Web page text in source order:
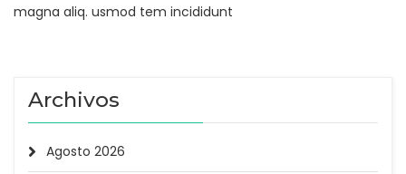
magna aliq. usmod tem incididunt
Archivos
Agosto 2026